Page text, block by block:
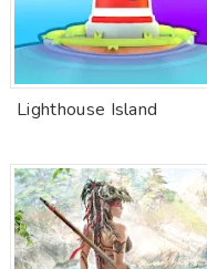
Lighthouse Island